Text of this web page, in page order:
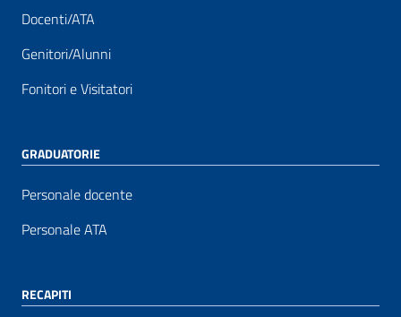
Docenti/ATA
Genitori/Alunni
Fonitori e Visitatori
GRADUATORIE
Personale docente
Personale ATA
RECAPITI